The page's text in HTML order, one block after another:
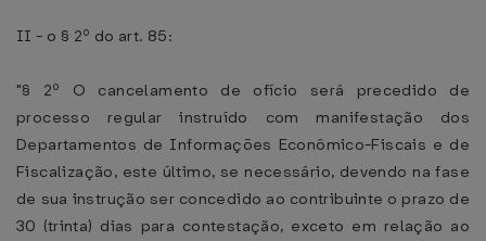
II - o § 2º do art. 85:
"§ 2º O cancelamento de ofício será precedido de
processo regular instruído com manifestação dos
Departamentos de Informações Econômico-Fiscais e de
Fiscalização, este último, se necessário, devendo na fase
de sua instrução ser concedido ao contribuinte o prazo de
30 (trinta) dias para contestação, exceto em relação ao